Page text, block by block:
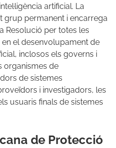
artificial. La
grup permanent i encarrega
Resolució per totes les
el desenvolupament de
inclosos els governs i
organismes de
de sistemes
i investigadors, les
usuaris finals de sistemes
de Protecció